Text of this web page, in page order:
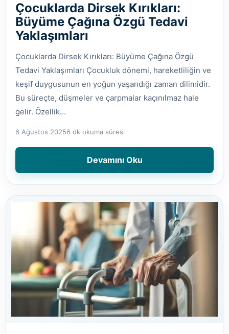
Çocuklarda Dirsek Kırıkları:
Büyüme Çağına Özgü Tedavi
Yaklaşımları
Çocuklarda Dirsek Kırıkları: Büyüme Çağına Özgü
Tedavi Yaklaşımları Çocukluk dönemi, hareketliliğin ve
keşif duygusunun en yoğun yaşandığı zaman dilimidir.
Bu süreçte, düşmeler ve çarpmalar kaçınılmaz hale
gelir. Özellik...
6 Ağustos 20256 dk okuma süresi
Devamını Oku